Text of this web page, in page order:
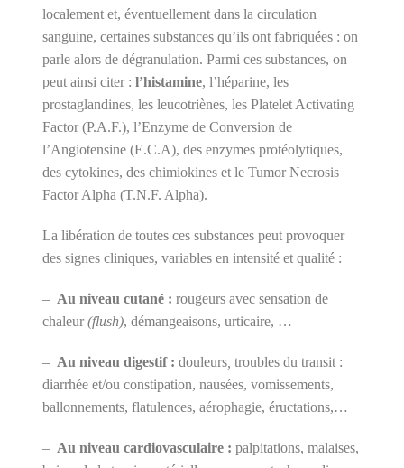
localement et, éventuellement dans la circulation
sanguine, certaines substances qu’ils ont fabriquées : on
parle alors de dégranulation. Parmi ces substances, on
peut ainsi citer :l’histamine, l’héparine, les
prostaglandines, les leucotriènes, les Platelet Activating
Factor (P.A.F.), l’Enzyme de Conversion de
l’Angiotensine (E.C.A), des enzymes protéolytiques,
des cytokines, des chimiokines et le Tumor Necrosis
Factor Alpha (T.N.F. Alpha).
La libération de toutes ces substances peut provoquer
des signes cliniques, variables en intensité et qualité :
– Au niveau cutané : rougeurs avec sensation de
chaleur(flush), démangeaisons, urticaire, …
– Au niveau digestif : douleurs ,troubles du transit :
diarrhée et/ou constipation, nausées, vomissements,
ballonnements, flatulences, aérophagie, éructations,…
– Au niveau cardiovasculaire : palpitations, malaises,